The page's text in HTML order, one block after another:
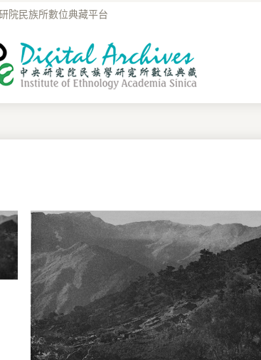
院民族所數位典藏平台